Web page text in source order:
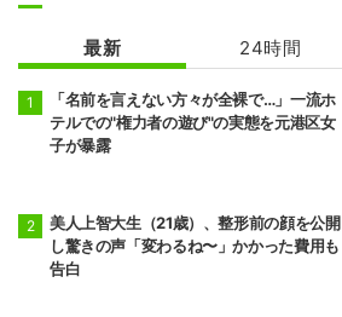
最新 24時間
「名前を言えない方々が全裸で…」一流ホ
テルでの"権力者の遊び"の実態を元港区女
子が暴露
美人上智大生（21歳）、整形前の顔を公開
し驚きの声「変わるね〜」かかった費用も
告白